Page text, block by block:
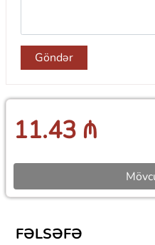
Göndər
11.43 ₼
FƏLSƏFƏ